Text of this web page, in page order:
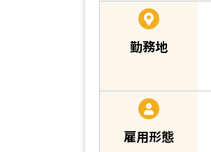
勤務地
雇用形態